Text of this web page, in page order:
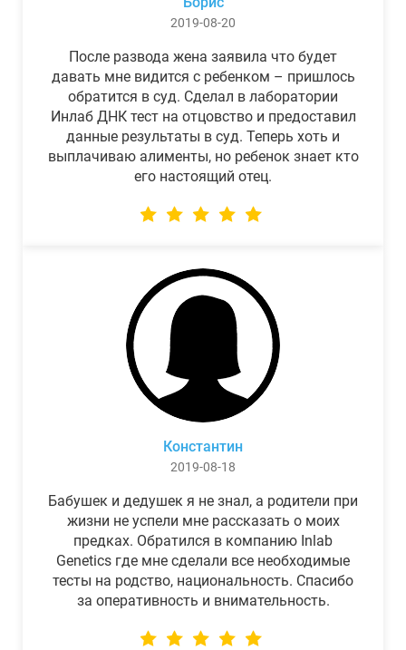
2019-08-20
После развода жена заявила что будет
давать мне видится с ребенком – пришлось
обратится в суд. Сделал в лаборатории
Инлаб ДНК тест на отцовство и предоставил
данные результаты в суд. Теперь хоть и
выплачиваю алименты, но ребенок знает кто
его настоящий отец.
Константин
2019-08-18
Бабушек и дедушек я не знал, а родители при
жизни не успели мне рассказать о моих
предках. Обратился в компанию Inlab
Genetics где мне сделали все необходимые
тесты на родство, национальность. Спасибо
за оперативность и внимательность.